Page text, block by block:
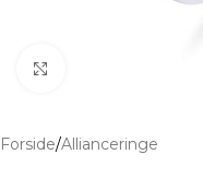
Forside/Allianceringe